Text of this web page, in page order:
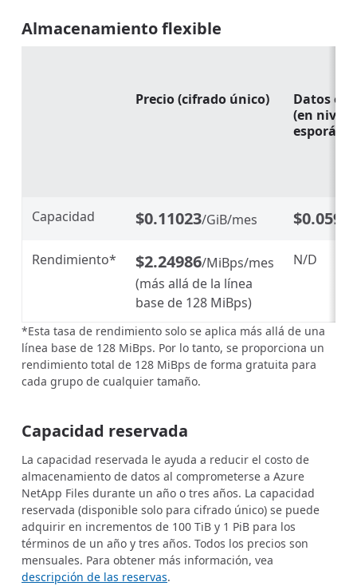
Almacenamiento flexible
Precio (cifrado único)
Datos en
(en nivel
Capacidad $0.11023/GiB/mes
Rendimiento* $2.24986/MiBps/mes
(más allá de la línea
base de 128 MiBps)
N/D
*Esta tasa de rendimiento solo se aplica más allá de una
línea base de 128 MiBps. Por lo tanto, se proporciona un
rendimiento total de 128 MiBps de forma gratuita para
cada grupo de cualquier tamaño.
Capacidad reservada
La capacidad reservada le ayuda a reducir el costo de
almacenamiento de datos al comprometerse a Azure
NetApp Files durante un año o tres años. La capacidad
reservada (disponible solo para cifrado único) se puede
adquirir en incrementos de 100 TiB y 1 PiB para los
términos de un año y tres años. Todos los precios son
mensuales. Para obtener más información, vea
descripción de las reservas.